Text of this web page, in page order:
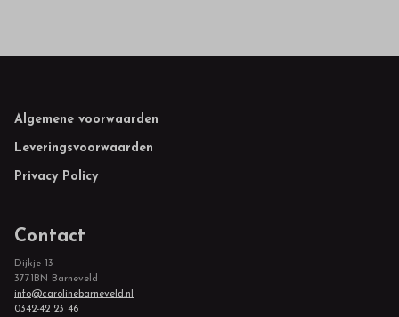
Footer
Algemene voorwaarden
Leveringsvoorwaarden
Privacy Policy
Contact
Dijkje 13
3771BN Barneveld
info@carolinebarneveld.nl
0342-42 23 46